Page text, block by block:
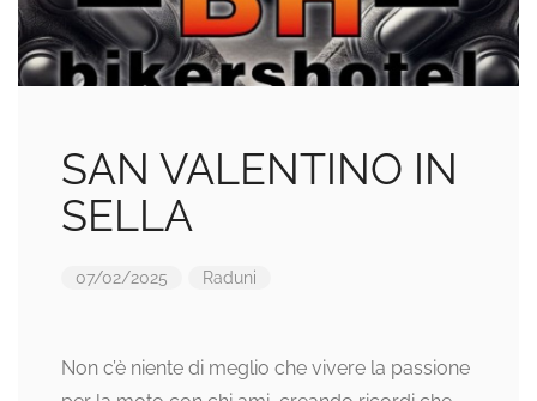
SAN VALENTINO IN
SELLA
07/02/2025 Raduni
Non c’è niente di meglio che vivere la passione